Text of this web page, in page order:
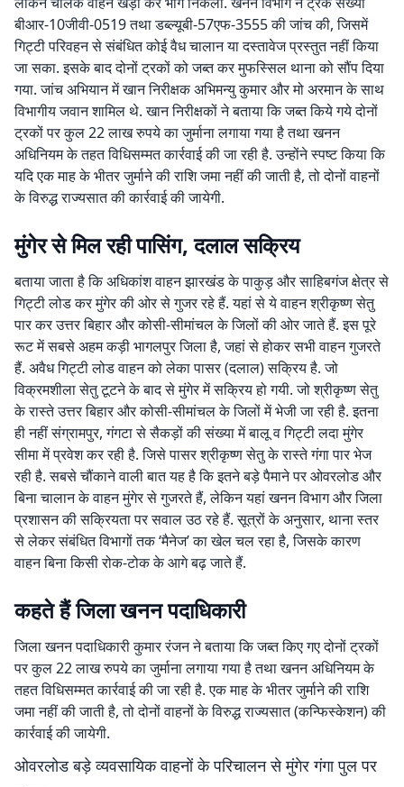
बीआर-10जीवी-0519 तथा डब्ल्यूबी-57एफ-3555 की जांच की, जिसमें
गिट्टी परिवहन से संबंधित कोई वैध चालान या दस्तावेज प्रस्तुत नहीं किया
जा सका. इसके बाद दोनों ट्रकों को जब्त कर मुफस्सिल थाना को सौंप दिया
गया. जांच अभियान में खान निरीक्षक अभिमन्यु कुमार और मो अरमान के साथ
विभागीय जवान शामिल थे. खान निरीक्षकों ने बताया कि जब्त किये गये दोनों
ट्रकों पर कुल 22 लाख रुपये का जुर्माना लगाया गया है तथा खनन
अधिनियम के तहत विधिसम्मत कार्रवाई की जा रही है. उन्होंने स्पष्ट किया कि
यदि एक माह के भीतर जुर्माने की राशि जमा नहीं की जाती है, तो दोनों वाहनों
के विरुद्ध राज्यसात की कार्रवाई की जायेगी.
मुंगेर से मिल रही पासिंग, दलाल सक्रिय
बताया जाता है कि अधिकांश वाहन झारखंड के पाकुड़ और साहिबगंज क्षेत्र से
गिट्टी लोड कर मुंगेर की ओर से गुजर रहे हैं. यहां से ये वाहन श्रीकृष्ण सेतु
पार कर उत्तर बिहार और कोसी-सीमांचल के जिलों की ओर जाते हैं. इस पूरे
रूट में सबसे अहम कड़ी भागलपुर जिला है, जहां से होकर सभी वाहन गुजरते
हैं. अवैध गिट्टी लोड वाहन को लेका पासर (दलाल) सक्रिय है. जो
विक्रमशीला सेतु टूटने के बाद से मुंगेर में सक्रिय हो गयी. जो श्रीकृष्ण सेतु
के रास्ते उत्तर बिहार और कोसी-सीमांचल के जिलों में भेजी जा रही है. इतना
ही नहीं संग्रामपुर, गंगटा से सैकड़ों की संख्या में बालू व गिट्टी लदा मुंगेर
सीमा में प्रवेश कर रही है. जिसे पासर श्रीकृष्ण सेतु के रास्ते गंगा पार भेज
रही है. सबसे चौंकाने वाली बात यह है कि इतने बड़े पैमाने पर ओवरलोड और
बिना चालान के वाहन मुंगेर से गुजरते हैं, लेकिन यहां खनन विभाग और जिला
प्रशासन की सक्रियता पर सवाल उठ रहे हैं. सूत्रों के अनुसार, थाना स्तर
से लेकर संबंधित विभागों तक ‘मैनेज’ का खेल चल रहा है, जिसके कारण
वाहन बिना किसी रोक-टोक के आगे बढ़ जाते हैं.
कहते हैं जिला खनन पदाधिकारी
जिला खनन पदाधिकारी कुमार रंजन ने बताया कि जब्त किए गए दोनों ट्रकों
पर कुल 22 लाख रुपये का जुर्माना लगाया गया है तथा खनन अधिनियम के
तहत विधिसम्मत कार्रवाई की जा रही है. एक माह के भीतर जुर्माने की राशि
जमा नहीं की जाती है, तो दोनों वाहनों के विरुद्ध राज्यसात (कन्फिस्केशन) की
कार्रवाई की जायेगी.
ओवरलोड बड़े व्यवसायिक वाहनों के परिचालन से मुंगेर गंगा पुल पर